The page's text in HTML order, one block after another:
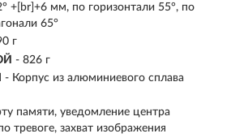
+[br]+6 мм, по горизонтали 55°, по
65°
г
- 826 г
- Корпус из алюминиевого сплава
памяти, уведомление центра
тревоге, захват изображения